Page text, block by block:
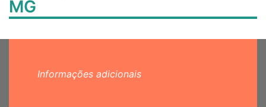
MG
Informações adicionais